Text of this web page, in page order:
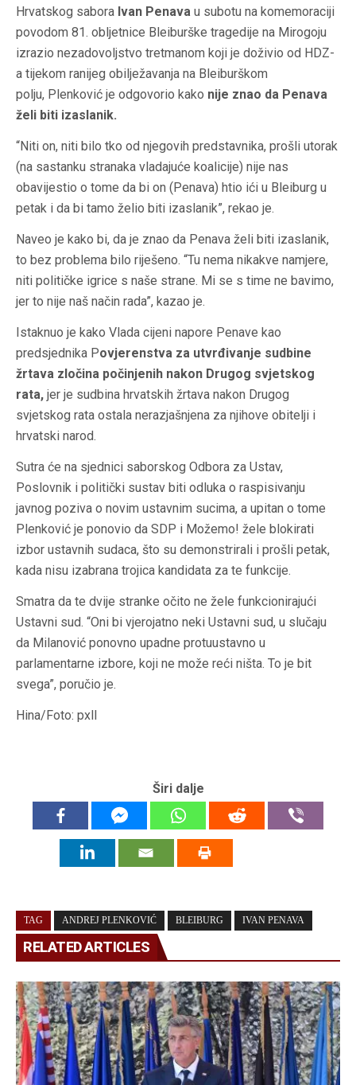
Hrvatskog sabora Ivan Penava u subotu na komemoraciji
povodom 81. obljetnice Bleiburške tragedije na Mirogoju
izrazio nezadovoljstvo tretmanom koji je doživio od HDZ-
a tijekom ranijeg obilježavanja na Bleiburškom
polju, Plenković je odgovorio kako nije znao da Penava
želi biti izaslanik.
“Niti on, niti bilo tko od njegovih predstavnika, prošli utorak
(na sastanku stranaka vladajuće koalicije) nije nas
obavijestio o tome da bi on (Penava) htio ići u Bleiburg u
petak i da bi tamo želio biti izaslanik”, rekao je.
Naveo je kako bi, da je znao da Penava želi biti izaslanik,
to bez problema bilo riješeno. “Tu nema nikakve namjere,
niti političke igrice s naše strane. Mi se s time ne bavimo,
jer to nije naš način rada”, kazao je.
Istaknuo je kako Vlada cijeni napore Penave kao
predsjednika Povjerenstva za utvrđivanje sudbine
žrtava zločina počinjenih nakon Drugog svjetskog
rata, jer je sudbina hrvatskih žrtava nakon Drugog
svjetskog rata ostala nerazjašnjena za njihove obitelji i
hrvatski narod.
Sutra će na sjednici saborskog Odbora za Ustav,
Poslovnik i politički sustav biti odluka o raspisivanju
javnog poziva o novim ustavnim sucima, a upitan o tome
Plenković je ponovio da SDP i Možemo! žele blokirati
izbor ustavnih sudaca, što su demonstrirali i prošli petak,
kada nisu izabrana trojica kandidata za te funkcije.
Smatra da te dvije stranke očito ne žele funkcionirajući
Ustavni sud. “Oni bi vjerojatno neki Ustavni sud, u slučaju
da Milanović ponovno upadne protuustavno u
parlamentarne izbore, koji ne može reći ništa. To je bit
svega”, poručio je.
Hina/Foto: pxll
Širi dalje
TAG ANDREJ PLENKOVIĆ BLEIBURG IVAN PENAVA
RELATED ARTICLES